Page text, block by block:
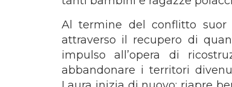
Al termine del conflitto suor
attraverso il recupero di
impulso all’opera di
abbandonare i territori